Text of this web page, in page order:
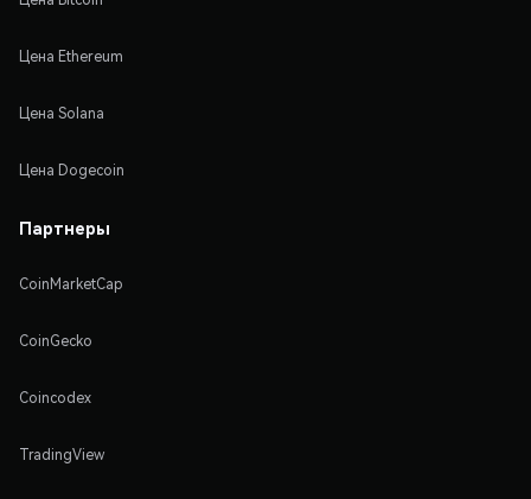
Цена Ethereum
Цена Solana
Цена Dogecoin
Партнеры
CoinMarketCap
CoinGecko
Coincodex
TradingView